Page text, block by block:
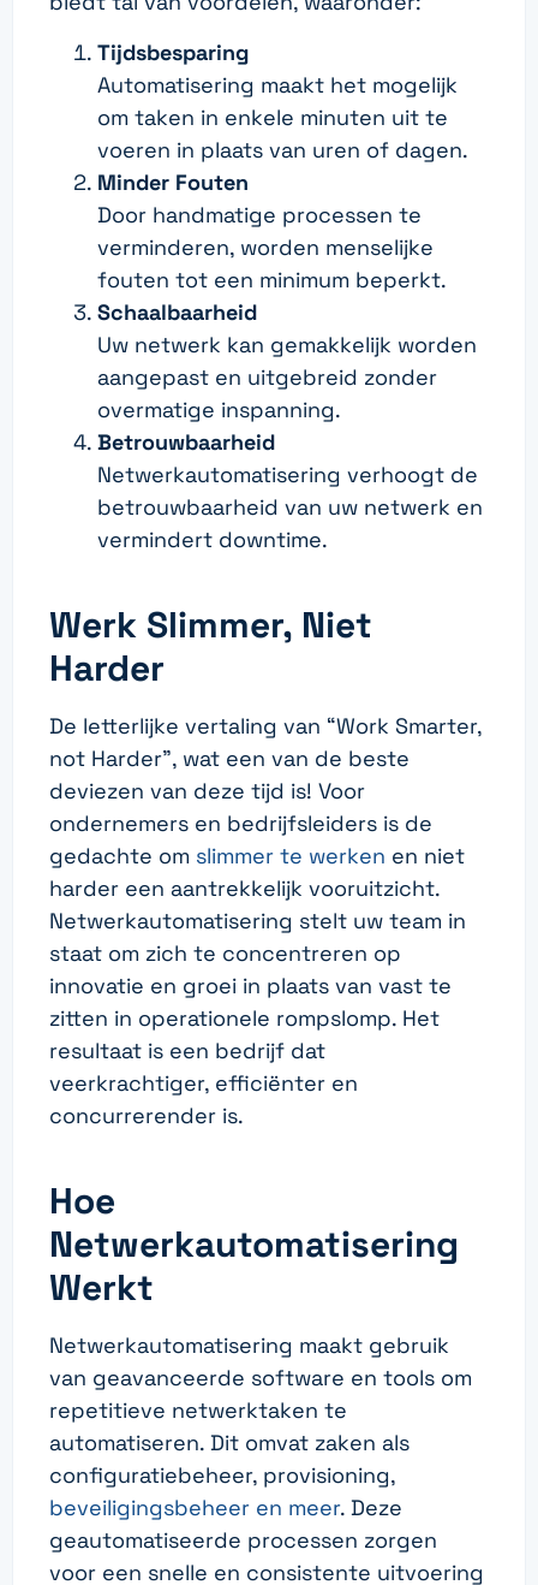
Tijdsbesparing
Automatisering maakt het mogelijk
om taken in enkele minuten uit te
voeren in plaats van uren of dagen.
Minder Fouten
Door handmatige processen te
verminderen, worden menselijke
fouten tot een minimum beperkt.
Schaalbaarheid
Uw netwerk kan gemakkelijk worden
aangepast en uitgebreid zonder
overmatige inspanning.
Betrouwbaarheid
Netwerkautomatisering verhoogt de
betrouwbaarheid van uw netwerk en
vermindert downtime.
Werk Slimmer, Niet
Harder
De letterlijke vertaling van “Work Smarter,
not Harder”, wat een van de beste
deviezen van deze tijd is! Voor
ondernemers en bedrijfsleiders is de
gedachte om slimmer te werken en niet
harder een aantrekkelijk vooruitzicht.
Netwerkautomatisering stelt uw team in
staat om zich te concentreren op
innovatie en groei in plaats van vast te
zitten in operationele rompslomp. Het
resultaat is een bedrijf dat
veerkrachtiger, efficiënter en
concurrerender is.
Hoe
Netwerkautomatisering
Werkt
Netwerkautomatisering maakt gebruik
van geavanceerde software en tools om
repetitieve netwerktaken te
automatiseren. Dit omvat zaken als
configuratiebeheer, provisioning,
beveiligingsbeheer en meer. Deze
geautomatiseerde processen zorgen
voor een snelle en consistente uitvoering